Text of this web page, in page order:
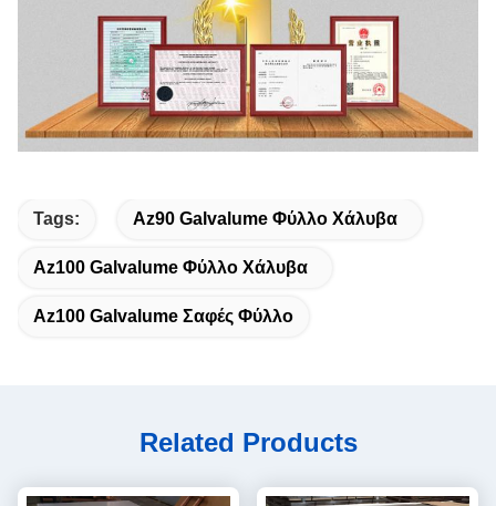
Tags: Az90 Galvalume Φύλλο Χάλυβα
Az100 Galvalume Φύλλο Χάλυβα
Az100 Galvalume Σαφές Φύλλο
Related Products